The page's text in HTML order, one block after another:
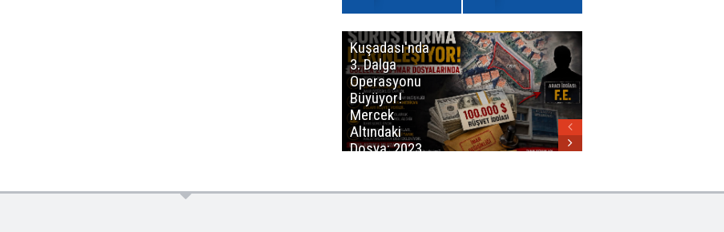
Kuşadası'nda
3. Dalga
Operasyonu
Büyüyor!
Mercek
Altındaki
Dosya: 2023